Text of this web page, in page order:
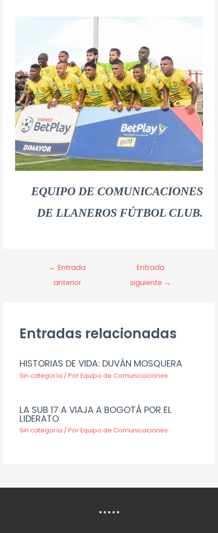
EQUIPO DE COMUNICACIONES
DE LLANEROS FÚTBOL CLUB.
← Entrada
anterior
Entrada
siguiente →
Entradas relacionadas
HISTORIAS DE VIDA: DUVÁN MOSQUERA
Sin categoría / PorEquipo de Comunicaciones
LA SUB 17 A VIAJA A BOGOTÁ POR EL
LIDERATO
Sin categoría / PorEquipo de Comunicaciones
.....